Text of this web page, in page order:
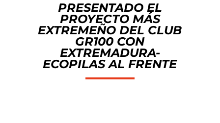
Bicicletas
Carretera
Componentes
Componentes e-bike
PRESENTADO EL
PROYECTO MÁS
EXTREMEÑO DEL CLUB
GR100 CON
EXTREMADURA-
ECOPILAS AL FRENTE